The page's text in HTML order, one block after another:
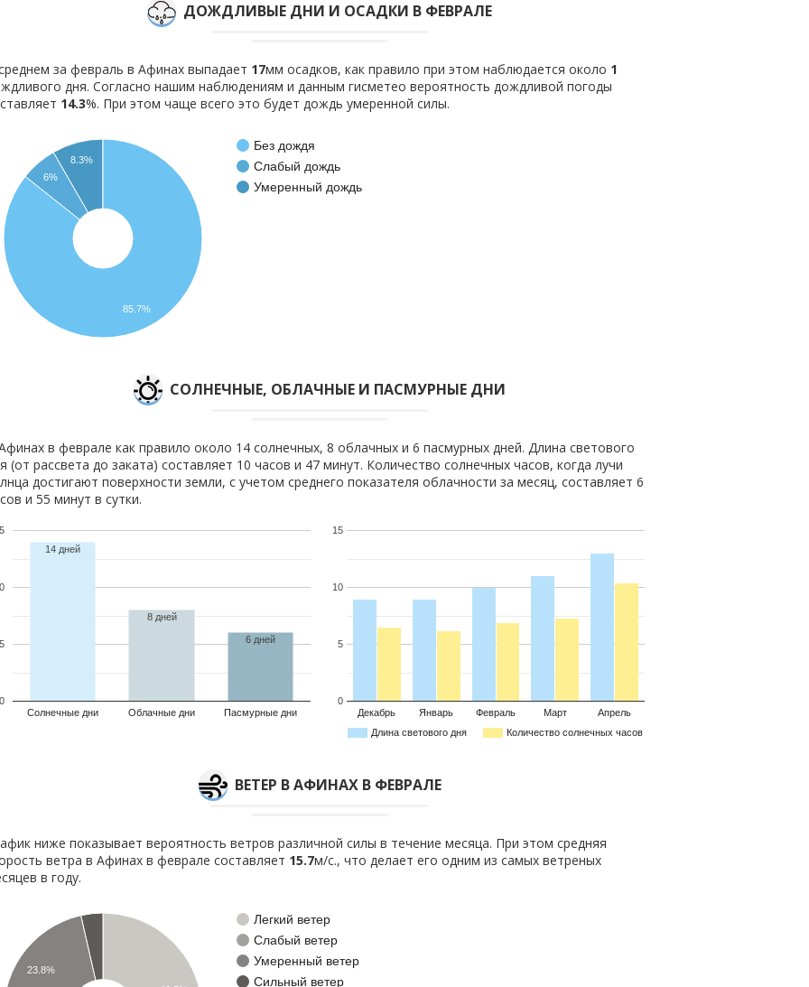
ДОЖДЛИВЫЕ ДНИ И ОСАДКИ В ФЕВРАЛЕ
за февраль в Афинах выпадает 17мм осадков, как правило при этом наблюдается около 1
дня. Согласно нашим наблюдениям и данным гисметео вероятность дождливой погоды
14.3%. При этом чаще всего это будет дождь умеренной силы.
Без дождя
Слабый дождь
Умеренный дождь
8.3%
6%
85.7%
CОЛНЕЧНЫЕ, ОБЛАЧНЫЕ И ПАСМУРНЫЕ ДНИ
в феврале как правило около 14 солнечных, 8 облачных и 6 пасмурных дней. Длина светового
(от рассвета до заката) составляет 10 часов и 47 минут. Количество солнечных часов, когда лучи
достигают поверхности земли, с учетом среднего показателя облачности за месяц, составляет 6
и 55 минут в сутки.
Солнечные дни Облачные дни Пасмурные дни
0
5
14 дней
8 дней
6 дней
Длина светового дня Количество солнечных часов
Декабрь Январь Февраль Март Апрель
0
5
10
15
ВЕТЕР В АФИНАХ В ФЕВРАЛЕ
ниже показывает вероятность ветров различной силы в течение месяца. При этом средняя
ветра в Афинах в феврале составляет 15.7м/с., что делает его одним из самых ветреных
в году.
Легкий ветер
Слабый ветер
Умеренный ветер
Сильный ветер
23.8%